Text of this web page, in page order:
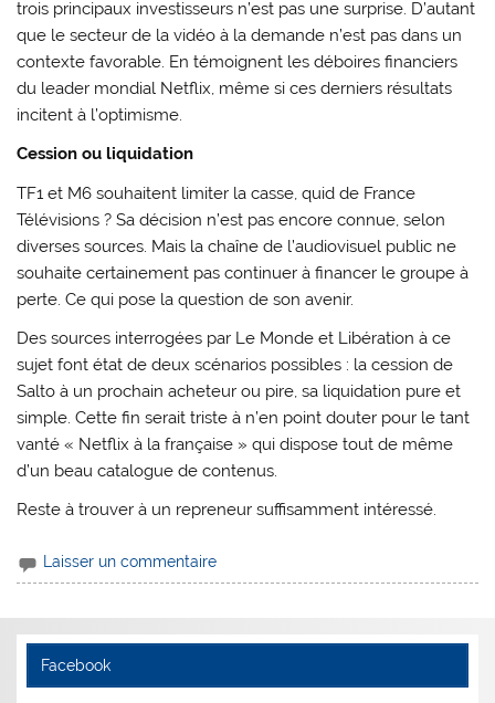
trois principaux investisseurs n’est pas une surprise. D’autant
que le secteur de la vidéo à la demande n’est pas dans un
contexte favorable. En témoignent les déboires financiers
du leader mondial Netflix, même si ces derniers résultats
incitent à l’optimisme.
Cession ou liquidation
TF1 et M6 souhaitent limiter la casse, quid de France
Télévisions ? Sa décision n’est pas encore connue, selon
diverses sources. Mais la chaîne de l’audiovisuel public ne
souhaite certainement pas continuer à financer le groupe à
perte. Ce qui pose la question de son avenir.
Des sources interrogées par Le Monde et Libération à ce
sujet font état de deux scénarios possibles : la cession de
Salto à un prochain acheteur ou pire, sa liquidation pure et
simple. Cette fin serait triste à n’en point douter pour le tant
vanté « Netflix à la française » qui dispose tout de même
d’un beau catalogue de contenus.
Reste à trouver à un repreneur suffisamment intéressé.
Laisser un commentaire
Facebook